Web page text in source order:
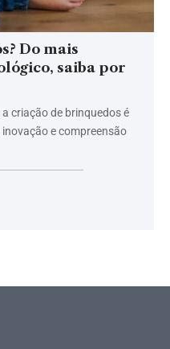
Do mais
saiba por
criação de brinquedos é
e compreensão